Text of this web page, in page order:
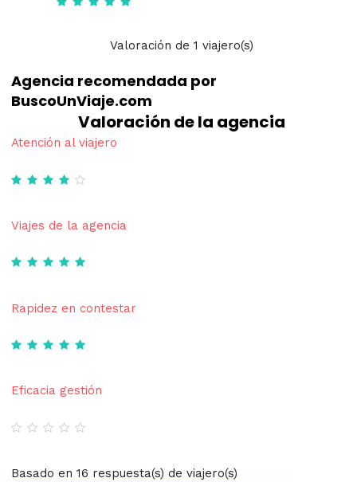
Valoración de 1 viajero(s)
Agencia recomendada por
BuscoUnViaje.com
Valoración de la agencia
Atención al viajero
Viajes de la agencia
Rapidez en contestar
Eficacia gestión
Basado en 16 respuesta(s) de viajero(s)